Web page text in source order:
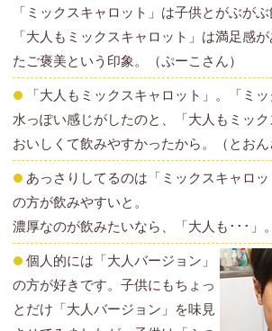
「ミックスキャロット」は子供とがぶがぶ
「大人もミックスキャロット」は満足感
たご褒美という印象。（ぷーこさん）
「大人もミックスキャロット」。「ミ
水っぽい感じがしたのと、「大人もミック
おいしくて飲みやすかったから。（とおん
あっさりしてるのは「ミックスキャロ
の方が飲みやすいと。
濃厚なのが飲みたいなら、「大人も･･･」
個人的には「大人バージョン」
の方が好きです。子供にもちょっ
とだけ「大人バージョン」を味見